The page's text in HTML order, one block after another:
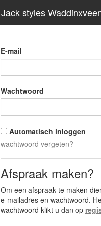
Jack styles
E-mail
Wachtwoord
Automatisch inloggen
wachtwoord vergeten?
Afspraak maken?
Om een afspraak te maken
e-mailadres en wachtwoord.
wachtwoord klikt u dan op